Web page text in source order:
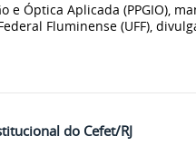
e Óptica Aplicada (PPGIO),
Fluminense (UFF),
do Cefet/RJ